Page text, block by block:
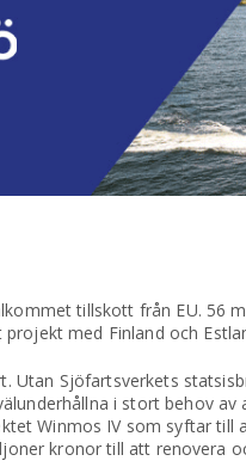
tillskott från EU. 56
med Finland och
Utan Sjöfartsverkets
i stort behov
Winmos IV som syftar
kronor till att renovera